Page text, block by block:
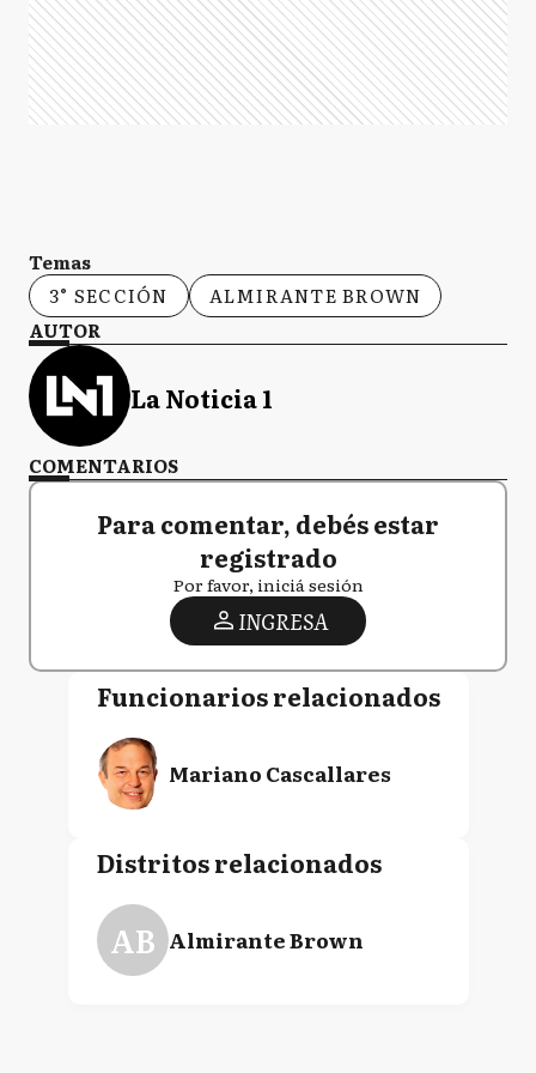
Temas
3° SECCIÓN
ALMIRANTE BROWN
AUTOR
La Noticia 1
COMENTARIOS
Para comentar, debés estar
registrado
Por favor, iniciá sesión
INGRESA
Funcionarios relacionados
Mariano Cascallares
Distritos relacionados
AB Almirante Brown